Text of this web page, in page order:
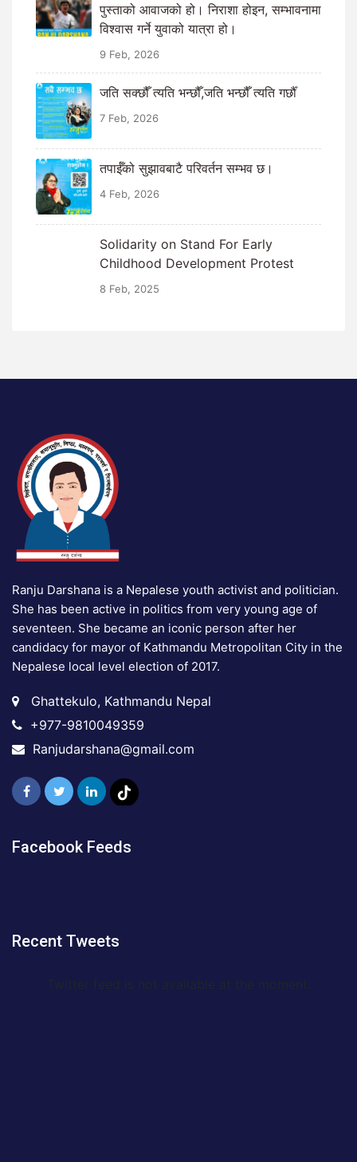
पुस्ताको आवाजको हो। निराशा होइन, सम्भावनामा
विश्वास गर्ने युवाको यात्रा हो।
9 Feb, 2026
जति सक्छौँ त्यति भन्छौँ,जति भन्छौँ त्यति गर्छौँ
7 Feb, 2026
तपाईँको सुझावबाटै परिवर्तन सम्भव छ।
4 Feb, 2026
Solidarity on Stand For Early
Childhood Development Protest
8 Feb, 2025
Ranju Darshana is a Nepalese youth activist and politician.
She has been active in politics from very young age of
seventeen. She became an iconic person after her
candidacy for mayor of Kathmandu Metropolitan City in the
Nepalese local level election of 2017.
Ghattekulo, Kathmandu Nepal
+977-9810049359
Ranjudarshana@gmail.com
Facebook Feeds
Recent Tweets
Twitter feed is not available at the moment.